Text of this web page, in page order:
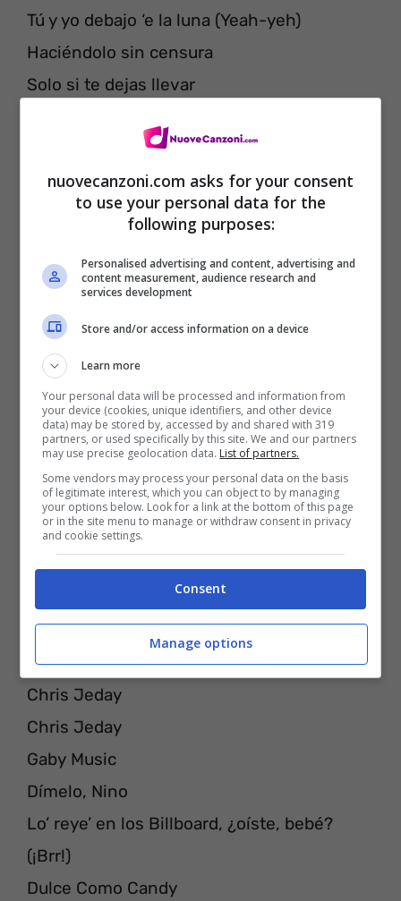
Tú y yo debajo ‘e la luna (Yeah-yeh)
Haciéndolo sin censura
Solo si te dejas llevar
[Outro]
Real hasta la muerte, baby
Yeh, jaja
Real hasta la muerte, mami
Oh-oh, ¡brr!, oh-oh
Anuel, Anuel
Ozuna “El Negrito Ojo’ Claros”
Lu’-Lu’-Lunay
Dímelo, Lunay
Chris Jeday
Chris Jeday
Gaby Music
Dímelo, Nino
Lo’ reye’ en los Billboard, ¿oíste, bebé?
(¡Brr!)
Dulce Como Candy
nuovecanzoni.com asks for your consent
to use your personal data for the
following purposes:
Personalised advertising and content, advertising and
content measurement, audience research and
services development
Store and/or access information on a device
Learn more
Your personal data will be processed and information from
your device (cookies, unique identifiers, and other device
data) may be stored by, accessed by and shared with 319
partners, or used specifically by this site. We and our partners
may use precise geolocation data. List of partners.
Some vendors may process your personal data on the basis
of legitimate interest, which you can object to by managing
your options below. Look for a link at the bottom of this page
or in the site menu to manage or withdraw consent in privacy
and cookie settings.
Consent
Manage options